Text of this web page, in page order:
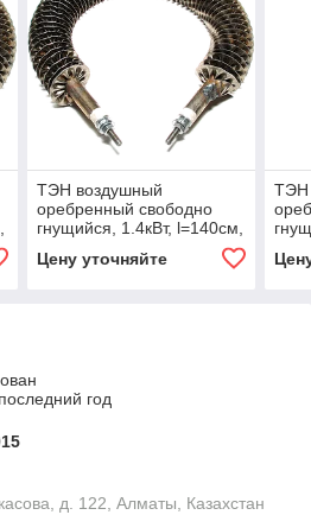
ТЭН воздушный
оребренный свободно
гнущийся, 1.4кВт, l=140см,
d=6/7.4мм, нержавеющая
сталь
Цену уточняйте
ТЭН
год
д. 122, Алматы, Казахстан